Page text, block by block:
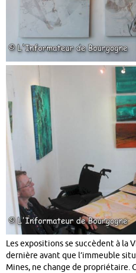
Les expositions se succèdent à la
dernière avant que l’immeuble
Mines, ne change de propriétaire.